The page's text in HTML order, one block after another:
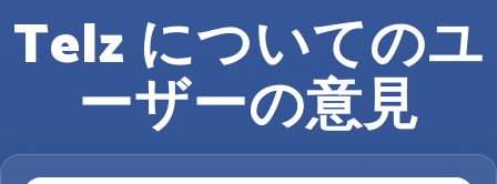
Telz についてのユ
ーザーの意見